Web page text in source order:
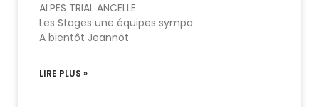
ALPES TRIAL ANCELLE
Les Stages une équipes sympa
A bientôt Jeannot
LIRE PLUS »